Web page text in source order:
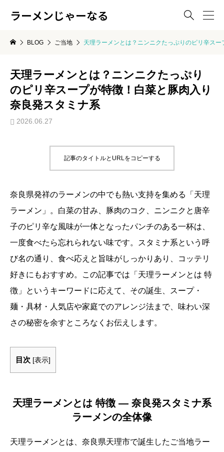
ラーメンじゃーなる 
BLOG ご当地 天理ラーメンとは？ニンニクたっぷりのピリ辛ス
天理ラーメンとは？ニンニクたっぷり
のピリ辛スープが特徴！白菜と豚肉入り
奈良発スタミナ系
2026.06.27
記事のタイトルとURLをコピーする
奈良県発祥のラーメンの中でも熱い支持を集める「天理
ラーメン」。白菜の甘み、豚肉のコク、ニンニクと唐辛
子のピリ辛な風味が一体となったパンチのある一杯は、
一度食べたら忘れられない味です。スタミナ系という呼
び名の通り、食べ応えと旨味がしっかりあり、コッテリ
好きにもおすすめ。この記事では「天理ラーメンとは 特
徴」というキーワードに応えて、その誕生、スープ・
麺・具材・人気店や家庭でのアレンジ法まで、味わい深
さの秘密を余すところなくお伝えします。
目次 [表示]
天理ラーメンとは 特徴 ― 奈良発スタミナ系
ラーメンの全体像
天理ラーメンとは、奈良県天理市で誕生したご当地ラー